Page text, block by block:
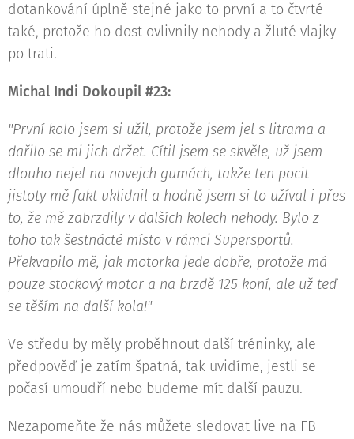
dotankování úplně stejné jako to první a to čtvrté
také, protože ho dost ovlivnily nehody a žluté vlajky
po trati.
Michal Indi Dokoupil #23:
"První kolo jsem si užil, protože jsem jel s litrama a
dařilo se mi jich držet. Cítil jsem se skvěle, už jsem
dlouho nejel na novejch gumách, takže ten pocit
jistoty mě fakt uklidnil a hodně jsem si to užíval i přes
to, že mě zabrzdily v dalších kolech nehody. Bylo z
toho tak šestnácté místo v rámci Supersportů.
Překvapilo mě, jak motorka jede dobře, protože má
pouze stockový motor a na brzdě 125 koní, ale už teď
se těším na další kola!"
Ve středu by měly proběhnout další tréninky, ale
předpověď je zatím špatná, tak uvidíme, jestli se
počasí umoudří nebo budeme mít další pauzu.
Nezapomeňte že nás můžete sledovat live na FB